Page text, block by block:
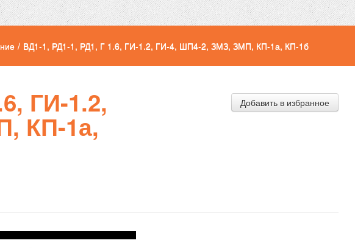
/ ВД1-1, РД1-1, РД1, Г 1.6, ГИ-1.2, ГИ-4, ШП4-2, ЗМЗ, ЗМП, КП-1а, КП-1б
ГИ-1.2,
КП-1а,
Добавить в избранное